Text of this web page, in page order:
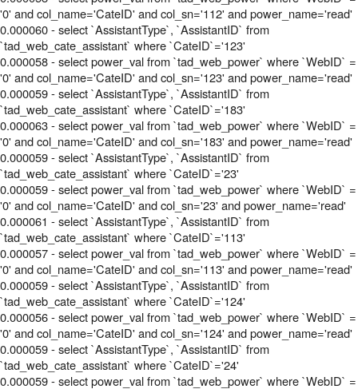
'0' and col_name='CateID' and col_sn='112' and power_name='read'
0.000060 - select `AssistantType`, `AssistantID` from
`tad_web_cate_assistant` where `CateID`='123'
0.000058 - select power_val from `tad_web_power` where `WebID` =
'0' and col_name='CateID' and col_sn='123' and power_name='read'
0.000059 - select `AssistantType`, `AssistantID` from
`tad_web_cate_assistant` where `CateID`='183'
0.000063 - select power_val from `tad_web_power` where `WebID` =
'0' and col_name='CateID' and col_sn='183' and power_name='read'
0.000059 - select `AssistantType`, `AssistantID` from
`tad_web_cate_assistant` where `CateID`='23'
0.000059 - select power_val from `tad_web_power` where `WebID` =
'0' and col_name='CateID' and col_sn='23' and power_name='read'
0.000061 - select `AssistantType`, `AssistantID` from
`tad_web_cate_assistant` where `CateID`='113'
0.000057 - select power_val from `tad_web_power` where `WebID` =
'0' and col_name='CateID' and col_sn='113' and power_name='read'
0.000059 - select `AssistantType`, `AssistantID` from
`tad_web_cate_assistant` where `CateID`='124'
0.000056 - select power_val from `tad_web_power` where `WebID` =
'0' and col_name='CateID' and col_sn='124' and power_name='read'
0.000059 - select `AssistantType`, `AssistantID` from
`tad_web_cate_assistant` where `CateID`='24'
0.000059 - select power_val from `tad_web_power` where `WebID` =